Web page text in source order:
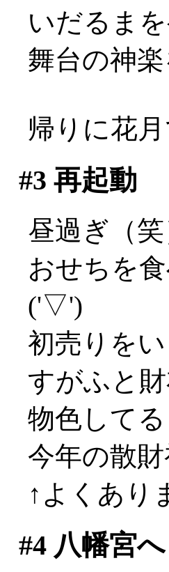
いだるまを
舞台の神
帰りに花
#3 再起動
昼過ぎ（笑
おせちを
('▽')
初売りを
すがふと
物色して
今年の散
↑よくあり
#4八幡宮へ